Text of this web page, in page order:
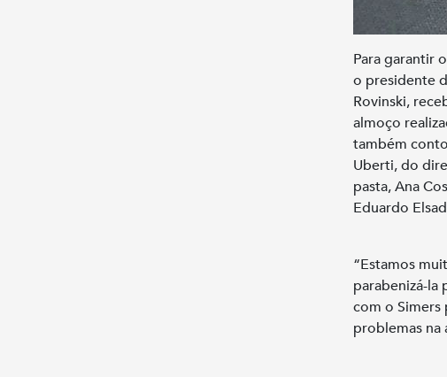
Para garantir
o presidente
Rovinski,
almoço
também
Uberti, do
pasta, Ana
Eduardo
“Estamos
parabenizá-la
com o Simers
problemas na